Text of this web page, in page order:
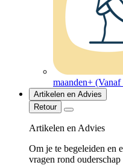
maanden+ (Vanaf
Artikelen en Advies
Retour
Artikelen en Advies
Om je te begeleiden en
vragen rond ouderschap